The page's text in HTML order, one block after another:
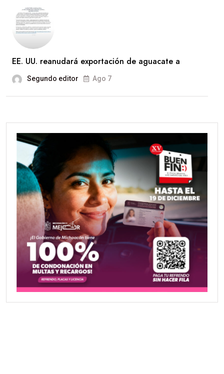
EE. UU. reanudará exportación de aguacate a
Segundo editor Ago 7